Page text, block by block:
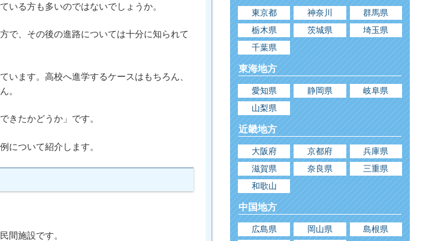
いる方も多いのではないでしょうか。
で、その後の進路については十分に知られて
います。高校へ進学するケースはもちろん、
。
きたかどうか」です。
について紹介します。
間施設です。
東京都 神奈川
群馬県
栃木県
茨城県
埼玉県
千葉県
東海地方
愛知県 静岡県
岐阜県
山梨県
近畿地方
大阪府 京都府
兵庫県
滋賀県
奈良県
三重県
和歌山
中国地方
広島県 岡山県
島根県